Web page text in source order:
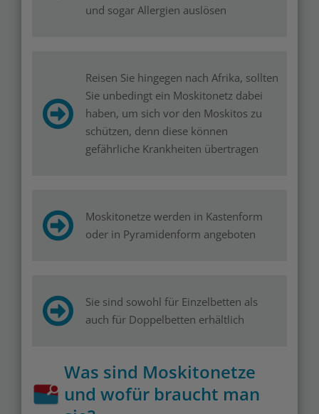
und sogar Allergien auslösen
Reisen Sie hingegen nach Afrika, sollten
Sie unbedingt ein Moskitonetz dabei
haben, um sich vor den Moskitos zu
schützen, denn diese können
gefährliche Krankheiten übertragen
Moskitonetze werden in Kastenform
oder in Pyramidenform angeboten
Sie sind sowohl für Einzelbetten als
auch für Doppelbetten erhältlich
Was sind Moskitonetze
und wofür braucht man